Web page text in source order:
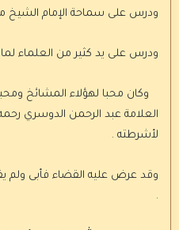
ودرس على سماحة الإمام الشيخ
ودرس على يد كثير من العلماء
وكان محبا لهؤلاء المشائخ
العلامة عبد الرحمن الدوسري
لأشرطته .
وقد عرض عليه القضاء فأبى ولم
.